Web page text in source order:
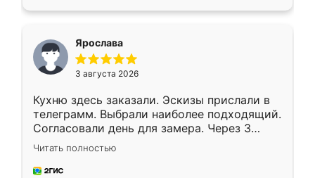
Ярослава
3 августа 2026
Кухню здесь заказали. Эскизы прислали в
телеграмм. Выбрали наиболее подходящий.
Согласовали день для замера. Через 3
недели кухня была уже готова. Остались
довольны работой. Спасибо Ренессанс
мебель за качественную работу!
Читать полностью